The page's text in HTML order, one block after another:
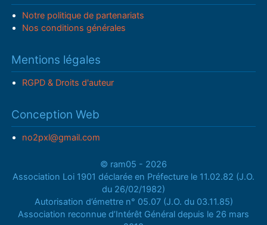
Notre politique de partenariats
Nos conditions générales
Mentions légales
RGPD & Droits d'auteur
Conception Web
no2pxl@gmail.com
© ram05 - 2026
Association Loi 1901 déclarée en Préfecture le 11.02.82 (J.O.
du 26/02/1982)
Autorisation d’émettre n° 05.07 (J.O. du 03.11.85)
Association reconnue d’Intérêt Général depuis le 26 mars